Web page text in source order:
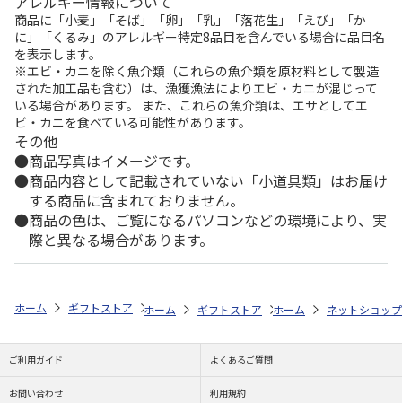
商品に「小麦」「そば」「卵」「乳」「落花生」「えび」「か
に」「くるみ」のアレルギー特定8品目を含んでいる場合に品目名
を表示します。
※エビ・カニを除く魚介類（これらの魚介類を原材料として製造
された加工品も含む）は、漁獲漁法によりエビ・カニが混じって
いる場合があります。 また、これらの魚介類は、エサとしてエ
ビ・カニを食べている可能性があります。
その他
商品写真はイメージです。
商品内容として記載されていない「小道具類」はお届け
する商品に含まれておりません。
商品の色は、ご覧になるパソコンなどの環境により、実
際と異なる場合があります。
ホーム ギフトストア お中元・夏ギフト特集 2026 こだわりギフト
ホーム ギフトストア お中元・夏ギフト特集
ホーム ネットショップ
ご利用ガイド よくあるご質問
お問い合わせ 利用規約